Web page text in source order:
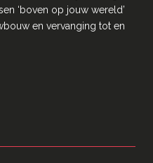
‘boven op jouw wereld’
en vervanging tot en